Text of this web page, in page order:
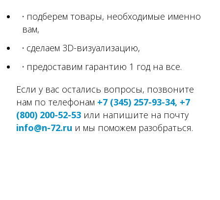
подберем товары, необходимые именно
вам,
сделаем 3D-визуализацию,
предоставим гарантию 1 год на все.
Если у вас остались вопросы, позвоните
нам по телефонам +7 (345) 257-93-34, +7
(800) 200-52-53 или напишите на почту
info@n-72.ru и мы поможем разобраться.